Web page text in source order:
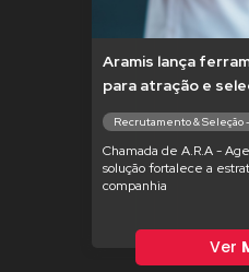
Aramis lança
para atração e
Recrutamento & Seleção
Chamada de A.R.A -
solução fortalece a
companhia
Ver